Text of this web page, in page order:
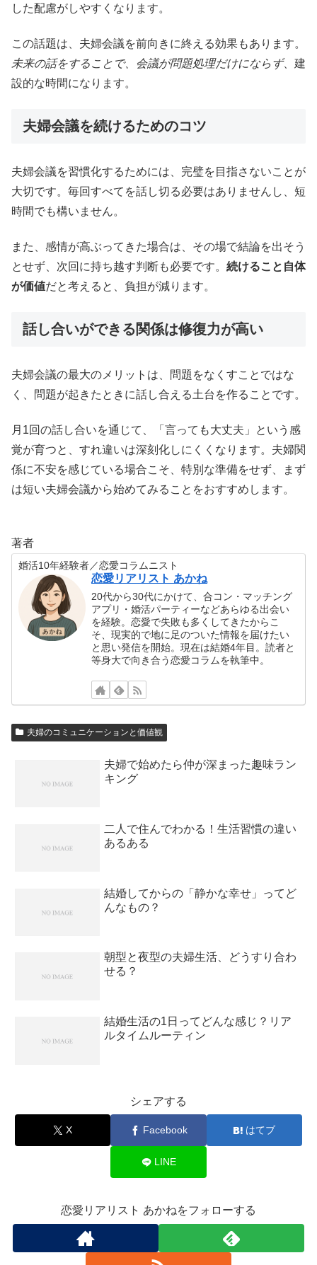
した配慮がしやすくなります。
この話題は、夫婦会議を前向きに終える効果もあります。
未来の話をすることで、会議が問題処理だけにならず、建
設的な時間になります。
夫婦会議を続けるためのコツ
夫婦会議を習慣化するためには、完璧を目指さないことが
大切です。毎回すべてを話し切る必要はありませんし、短
時間でも構いません。
また、感情が高ぶってきた場合は、その場で結論を出そう
とせず、次回に持ち越す判断も必要です。 続けること自体
が価値だと考えると、負担が減ります。
話し合いができる関係は修復力が高い
夫婦会議の最大のメリットは、問題をなくすことではな
く、問題が起きたときに話し合える土台を作ることです。
月1回の話し合いを通じて、「言っても大丈夫」という感
覚が育つと、すれ違いは深刻化しにくくなります。夫婦関
係に不安を感じている場合こそ、特別な準備をせず、まず
は短い夫婦会議から始めてみることをおすすめします。
著者
婚活10年経験者／恋愛コラムニスト
恋愛リアリスト あかね
20代から30代にかけて、合コン・マッチング
アプリ・婚活パーティーなどあらゆる出会い
を経験。恋愛で失敗も多くしてきたからこ
そ、現実的で地に足のついた情報を届けたい
と思い発信を開始。現在は結婚4年目。読者と
等身大で向き合う恋愛コラムを執筆中。
夫婦のコミュニケーションと価値観
夫婦で始めたら仲が深まった趣味ラン
キング
二人で住んでわかる！生活習慣の違い
あるある
結婚してからの「静かな幸せ」ってど
んなもの？
朝型と夜型の夫婦生活、どうすり合わ
せる？
結婚生活の1日ってどんな感じ？リア
ルタイムルーティン
シェアする
X Facebook はてブ
LINE
恋愛リアリスト あかねをフォローする